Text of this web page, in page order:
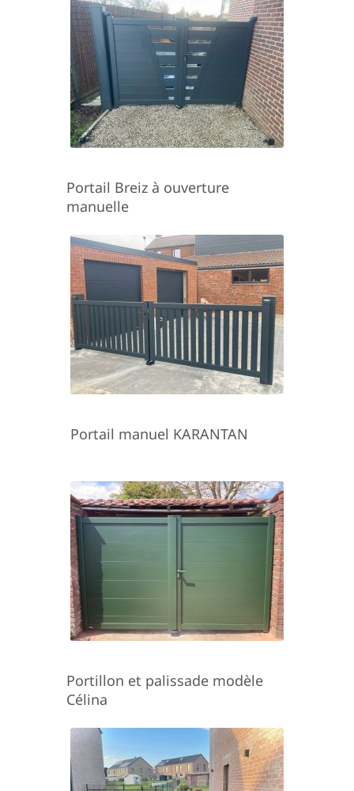
Portail Breiz à ouverture
manuelle
Portail manuel KARANTAN
Portillon et palissade modèle
Célina